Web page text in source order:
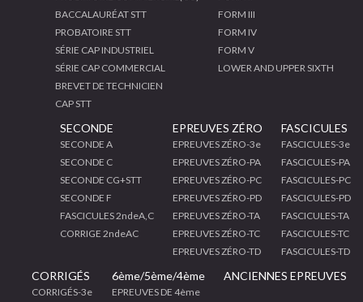
BACCALAURÉAT STT
PROBATOIRE STT
SÉRIE CAP INDUSTRIEL
SÉRIE CAP COMMERCIAL
BREVET DE TECHNICIEN
CAP STT
FORM III
FORM IV
FORM V
LOWER AND UPPER SIXTH
SECONDE
SECONDE A
SECONDE C
SECONDE CG+STT
SECONDE F
FASCICULES 2ndeA,C
CORRIGE 2ndeAC
EPREUVES ZÉRO
EPREUVES ZÉRO-3e
EPREUVES ZÉRO-PA
EPREUVES ZÉRO-PC
EPREUVES ZÉRO-PD
EPREUVES ZÉRO-TA
EPREUVES ZÉRO-TC
EPREUVES ZÉRO-TD
FASCICULES
FASCICULES-3e
FASCICULES-PA
FASCICULES-PC
FASCICULES-PD
FASCICULES-TA
FASCICULES-TC
FASCICULES-TD
CORRIGÉS
CORRIGÉS-3e
6ème/5ème/4ème
EPREUVES DE 4ème
ANCIENNES EPREUVES